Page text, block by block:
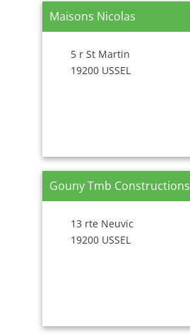
Maisons Nicolas
5 r St Martin
19200 USSEL
Gouny Tmb Constructions
13 rte Neuvic
19200 USSEL